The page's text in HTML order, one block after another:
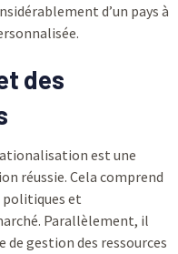
d’un pays à
des
est une
réussie. Cela comprend
politiques et
Parallèlement, il
gestion des ressources